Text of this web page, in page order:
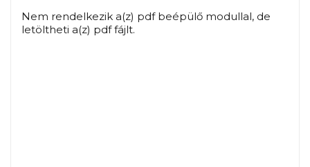
Nem rendelkezik a(z) pdf beépülő modullal, de
letöltheti a(z) pdf fájlt.